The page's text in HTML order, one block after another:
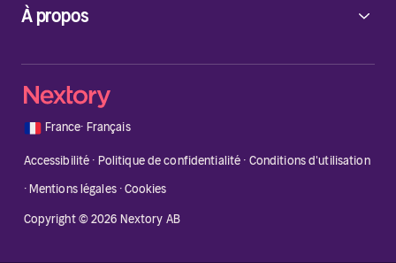
À propos
🇫🇷 France· Français
Accessibilité · Politique de confidentialité · Conditions d'utilisation
·Mentions légales·Cookies
Copyright © 2026 Nextory AB